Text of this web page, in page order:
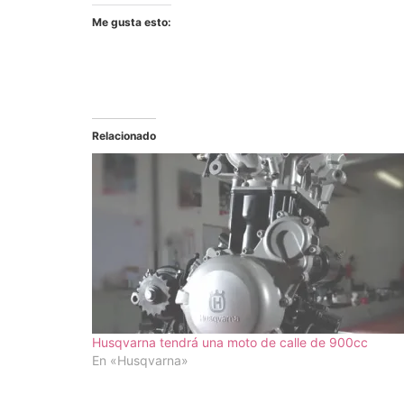
Me gusta esto:
Relacionado
Husqvarna tendrá una moto de calle de 900cc
En «Husqvarna»